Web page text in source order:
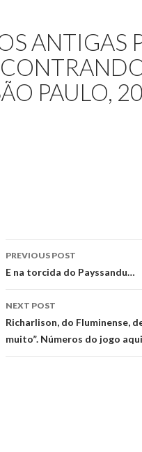
ANTIGAS
PAULO,
Post
navigation
PREVIOUS POST
E na torcida do Payssandu…
NEXT POST
Richarlison, do Fluminense,
muito”. Números do jogo